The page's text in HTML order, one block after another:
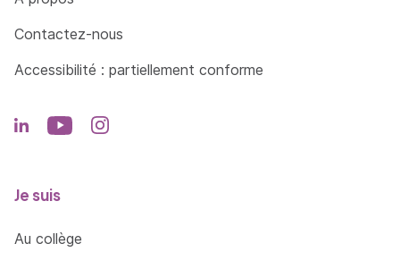
Contactez-nous
Accessibilité : partiellement conforme
Je suis
Au collège